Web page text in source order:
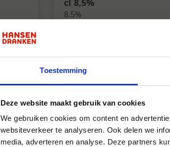
Toestemming
Deze website maakt gebruik van cookies
We gebruiken cookies om content en
websiteverkeer te analyseren. Ook delen we
media, adverteren en analyse. Deze partners
cl 8,5%
8.5%